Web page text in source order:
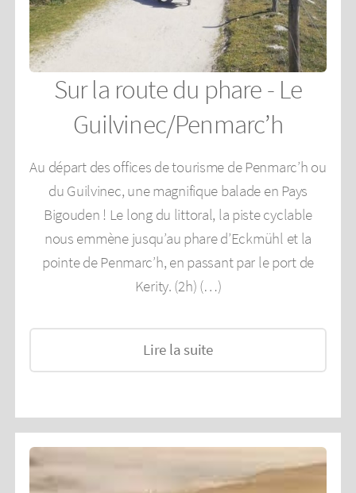
Sur la route du phare - Le
Guilvinec/Penmarc’h
Au départ des offices de tourisme de Penmarc’h ou
du Guilvinec, une magnifique balade en Pays
Bigouden ! Le long du littoral, la piste cyclable
nous emmène jusqu’au phare d’Eckmühl et la
pointe de Penmarc’h, en passant par le port de
Kerity. (2h) (…)
Lire la suite